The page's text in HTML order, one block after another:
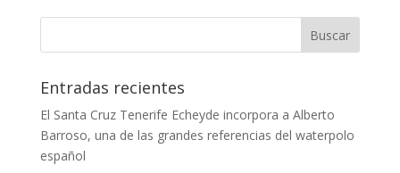
Entradas recientes
El Santa Cruz Tenerife Echeyde incorpora a Alberto
Barroso, una de las grandes referencias del waterpolo
español